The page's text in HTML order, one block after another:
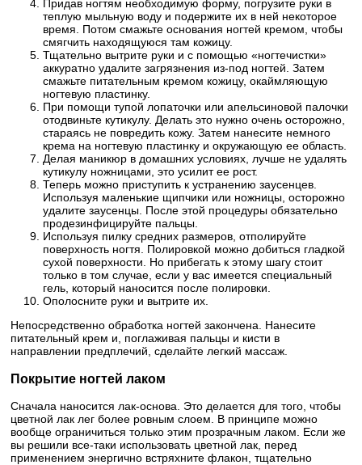
Придав ногтям необходимую форму, погрузите руки в
теплую мыльную воду и подержите их в ней некоторое
время. Потом смажьте основания ногтей кремом, чтобы
смягчить находящуюся там кожицу.
Тщательно вытрите руки и с помощью «ногтечистки»
аккуратно удалите загрязнения из-под ногтей. Затем
смажьте питательным кремом кожицу, окаймляющую
ногтевую пластинку.
При помощи тупой лопаточки или апельсиновой палочки
отодвиньте кутикулу. Делать это нужно очень осторожно,
стараясь не повредить кожу. Затем нанесите немного
крема на ногтевую пластинку и окружающую ее область.
Делая маникюр в домашних условиях, лучше не удалять
кутикулу ножницами, это усилит ее рост.
Теперь можно приступить к устранению заусенцев.
Используя маленькие щипчики или ножницы, осторожно
удалите заусенцы. После этой процедуры обязательно
продезинфицируйте пальцы.
Используя пилку средних размеров, отполируйте
поверхность ногтя. Полировкой можно добиться гладкой
сухой поверхности. Но прибегать к этому шагу стоит
только в том случае, если у вас имеется специальный
гель, который наносится после полировки.
Ополосните руки и вытрите их.
Непосредственно обработка ногтей закончена. Нанесите
питательный крем и, поглаживая пальцы и кисти в
направлении предплечий, сделайте легкий массаж.
Покрытие ногтей лаком
Сначала наносится лак-основа. Это делается для того, чтобы
цветной лак лег более ровным слоем. В принципе можно
вообще ограничиться только этим прозрачным лаком. Если же
вы решили все-таки использовать цветной лак, перед
применением энергично встряхните флакон, тщательно